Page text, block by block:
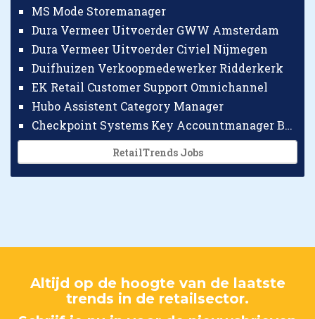
MS Mode Storemanager
Dura Vermeer Uitvoerder GWW Amsterdam
Dura Vermeer Uitvoerder Civiel Nijmegen
Duifhuizen Verkoopmedewerker Ridderkerk
EK Retail Customer Support Omnichannel
Hubo Assistent Category Manager
Checkpoint Systems Key Accountmanager Benelux
RetailTrends Jobs
Altijd op de hoogte van de laatste
trends in de retailsector.